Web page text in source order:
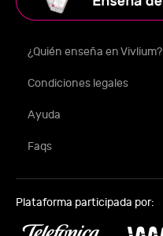
¿Quién enseña en Vivlium?
Condiciones legales
Ayuda
Faqs
Plataforma participada por: